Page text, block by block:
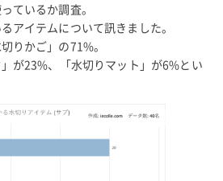
ているか調査。
アイテムについて訊きました。
りかご」の71%。
が23%、「水切りマット」が6%とい